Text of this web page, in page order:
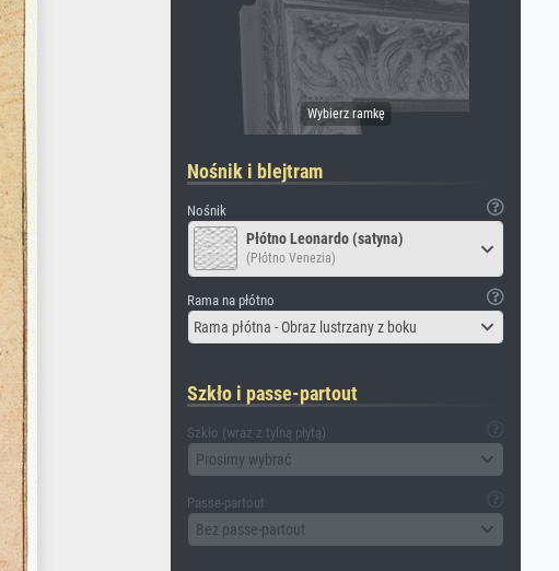
Nośnik i blejtram
Nośnik
Płótno Leonardo (satyna)
(Płótno Venezia)
Rama na płótno
Rama płótna - Obraz lustrzany z boku
Szkło i passe-partout
Szkło (wraz z tylną płytą)
Prosimy wybrać
Passe-partout
Bez passe-partout